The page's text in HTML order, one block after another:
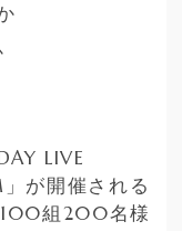
LIVE
が開催される
組200名様